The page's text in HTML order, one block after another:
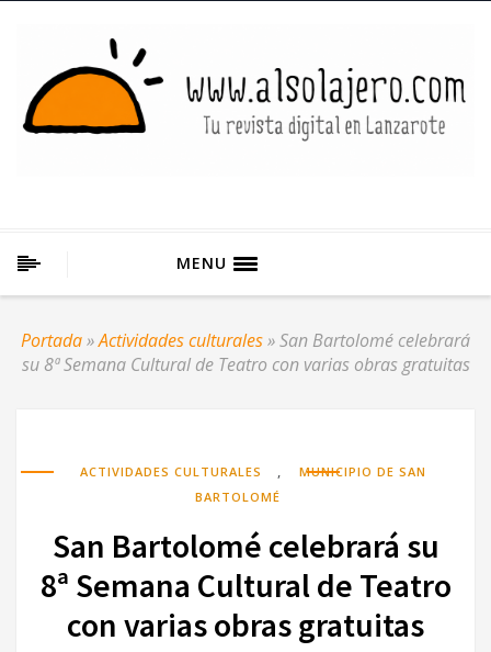
MENU
Portada»Actividades culturales»San Bartolomé celebrará
su 8ª Semana Cultural de Teatro con varias obras gratuitas
ACTIVIDADES CULTURALES ,
MUNICIPIO DE SAN
BARTOLOMÉ
San Bartolomé celebrará su
8ª Semana Cultural de Teatro
con varias obras gratuitas